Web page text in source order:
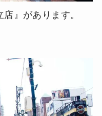
』があります。